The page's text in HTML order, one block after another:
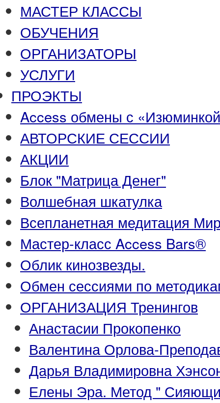
МАСТЕР КЛАССЫ
ОБУЧЕНИЯ
ОРГАНИЗАТОРЫ
УСЛУГИ
ПРОЭКТЫ
Access обмены с
АВТОРСКИЕ СЕССИИ
АКЦИИ
Блок "Матрица Денег"
Волшебная шкатулка
Всепланетная медитация
Мастер-класс Access Bars®
Облик кинозвезды.
Обмен сессиями по
ОРГАНИЗАЦИЯ Тренингов
Анастасии Прокопенко
Валентина Орлова-
Дарья Владимировна
Елены Эра. Метод "